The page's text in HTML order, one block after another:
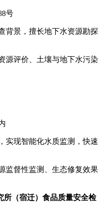
号
背景，擅长地下水资源勘探
源评价、土壤与地下水污染
实现智能化水质监测，快速
监督性监测、生态修复效果
所（宿迁）食品质量安全检